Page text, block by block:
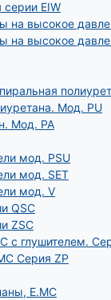
серии EIW
на высокое
на высокое
Мод. РU
Мод. PA
мод. PSU
мод. SET
мод. V
QSC
ZSC
с глушителем.
Серия ZP
Е.МС